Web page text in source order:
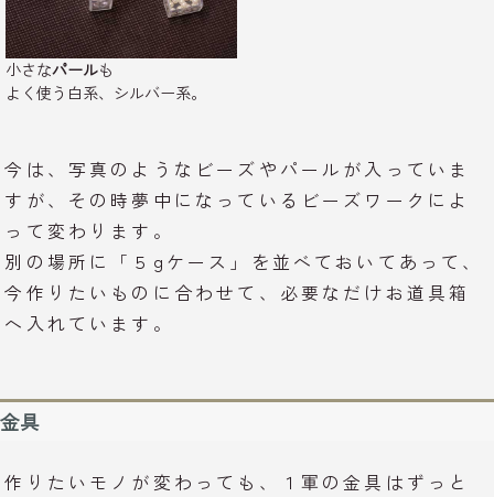
小さなパールも
よく使う白系、シルバー系。
今は、写真のようなビーズやパールが入っていま
すが、その時夢中になっているビーズワークによ
って変わります。
別の場所に「５gケース」を並べておいてあって、
今作りたいものに合わせて、必要なだけお道具箱
へ入れています。
金具
作りたいモノが変わっても、１軍の金具はずっと